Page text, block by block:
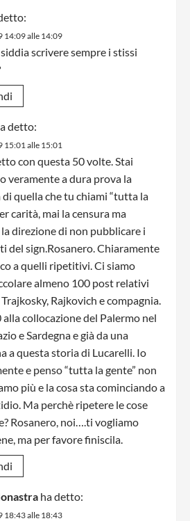
14:09 alle 14:09
scrivere sempre i stissi
detto:
15:01 alle 15:01
con questa 50 volte. Stai
veramente a dura prova la
di quella che tu chiami “tutta la
carità, mai la censura ma
direzione di non pubblicare i
del sign.Rosanero. Chiaramente
a quelli ripetitivi. Ci siamo
almeno 100 post relativi
Rajkovich e compagnia.
collocazione del Palermo nel
e Sardegna e già da una
a questa storia di Lucarelli. Io
e penso “tutta la gente” non
più e la cosa sta cominciando a
Ma perchè ripetere le cose
Rosanero, noi….ti vogliamo
ma per favore finiscila.
ha detto:
18:43 alle 18:43